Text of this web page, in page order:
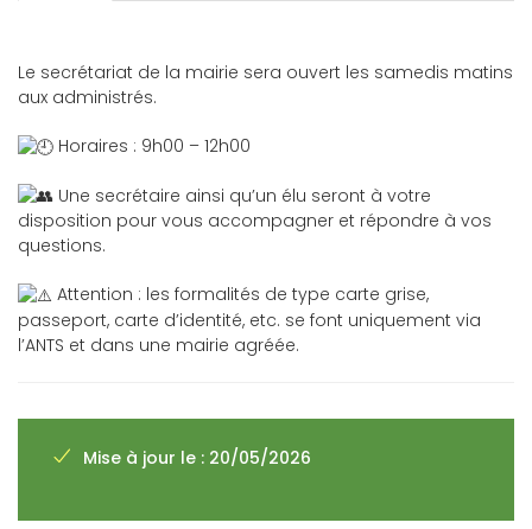
Le secrétariat de la mairie sera ouvert les samedis matins
aux administrés.
Horaires : 9h00 – 12h00
Une secrétaire ainsi qu’un élu seront à votre
disposition pour vous accompagner et répondre à vos
questions.
Attention : les formalités de type carte grise,
passeport, carte d’identité, etc. se font uniquement via
l’ANTS et dans une mairie agréée.
Mise à jour le : 20/05/2026